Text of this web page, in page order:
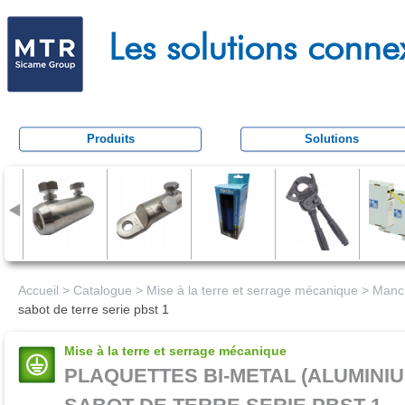
t
r
c
i
o
n
Les solutions
Produits Solutions
Accueil > Catalogue > Mise à la terre et serrage mécanique >
sabot de terre serie pbst 1
Mise à la terre et serrage mécanique
PLAQUETTES BI-METAL